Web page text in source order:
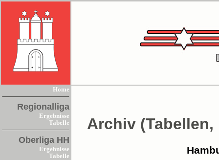
Home
Regionalliga
Ergebnisse
Tabelle
Oberliga HH
Ergebnisse
Tabelle
Archiv